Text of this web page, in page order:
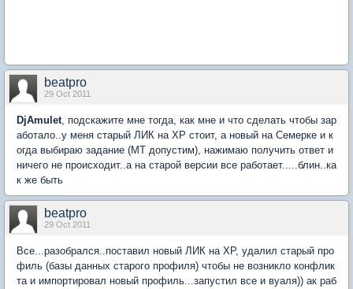
beatpro
29 Oct 2011
DjAmulet, подскажите мне тогда, как мне и что сделать чтобы зар
аботало..у меня старый ЛИК на XP стоит, а новый на Семерке и к
огда выбираю задание (МТ допустим), нажимаю получить ответ и
ничего не происходит..а на старой версии все работает.....блин..ка
к же быть
beatpro
29 Oct 2011
Все...разобрался..поставил новый ЛИК на XP, удалил старый про
филь (базы данных старого профиля) чтобы не возникло конфлик
та и импортировал новый профиль...запустил все и вуаля)) ак раб